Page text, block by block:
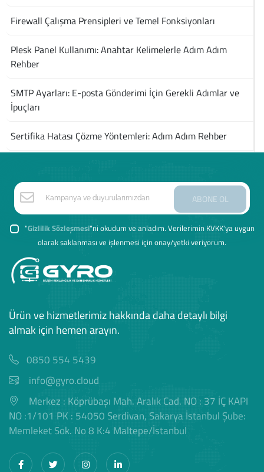
Firewall Çalışma Prensipleri ve Temel Fonksiyonları
Plesk Panel Kullanımı: Anahtar Kelimelerle Adım Adım
Rehber
SMTP Ayarları: E-posta Gönderimi İçin Gerekli Adımlar ve
İpuçları
Sertifika Hatası Çözme Yöntemleri: Adım Adım Rehber
ABONE OL
"Gizlilik Sözleşmesi"ni okudum ve anladım. Verilerimin KVKK'ya uygun
olarak saklanması ve işlenmesi için onay/yetki veriyorum.
Ürün ve hizmetlerimiz hakkında daha detaylı bilgi
almak için hemen arayın.
0850 554 5439
info@gyro.cloud
Merkez : Köprübaşı Mah. Aralık Cad. NO : 37 İÇ KAPI
NO :1/101 PK : 54050 Serdivan, Sakarya İstanbul Şube:
Memleket Sok. No 8 K:4 Maltepe/İstanbul